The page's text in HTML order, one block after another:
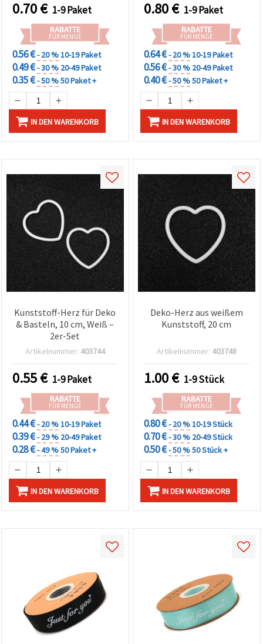
0.70€ 1-9 Paket
RABATTE
FÜR MENGE
0.56 €- 20 %10-19 Paket
0.49 €- 30 % 20-49 Paket
0.35 €- 50 %50 Paket +
IN DEN WARENKORB
0.80€ 1-9 Paket
RABATTE
FÜR MENGE
0.64 €- 20 %10-19 Paket
0.56 €- 30 % 20-49 Paket
0.40 €- 50 %50 Paket +
IN DEN WARENKORB
Kunststoff-Herz für Deko
& Basteln, 10 cm, Weiß –
2er-Set
Artikelnummer: 403744
0.55€ 1-9 Paket
RABATTE
FÜR MENGE
0.44 €- 20 %10-19 Paket
0.39 €- 29 % 20-49 Paket
0.28 €- 49 %50 Paket +
IN DEN WARENKORB
Deko-Herz aus weißem
Kunststoff, 20 cm
Artikelnummer: 403748
1.00€ 1-9 Stück
RABATTE
FÜR MENGE
0.80 €- 20 %10-19 Stück
0.70 €- 30 % 20-49 Stück
0.50 €- 50 %50 Stück +
IN DEN WARENKORB